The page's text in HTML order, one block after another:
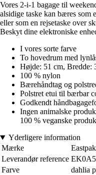
Vores 2-i-1 bagage til
alsidige taske kan bæres som
eller som en rejsetaske over
Beskyt dine elektroniske
I vores sorte farve
To hovedrum med
Højde: 51 cm, Bredde:
100 % nylon
Bærehåndtag og
Polstret etui til bærbar
Godkendt
Ingen animalske
100 % veganske
Yderligere information
Mærke
Eastpak
Leverandør reference
Farve
dahlia